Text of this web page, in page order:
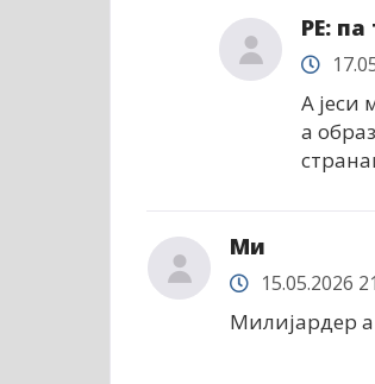
РЕ:
А јеси
а
Ми
15.05.2026
Милијардер